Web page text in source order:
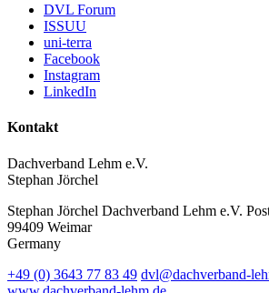
DVL Forum
ISSUU
uni-terra
Facebook
Instagram
LinkedIn
Kontakt
Dachverband Lehm e.V.
Stephan Jörchel
Stephan Jörchel Dachverband Lehm e.V.
99409 Weimar
Germany
+49 (0) 3643 77 83 49 dvl@dachverband-